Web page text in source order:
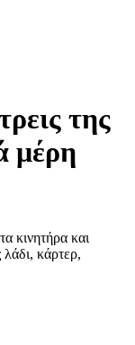
της
μέρη
κινητήρα και
κάρτερ,